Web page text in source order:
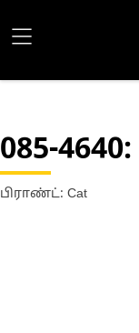
085-4640
பிராண்ட்: Cat